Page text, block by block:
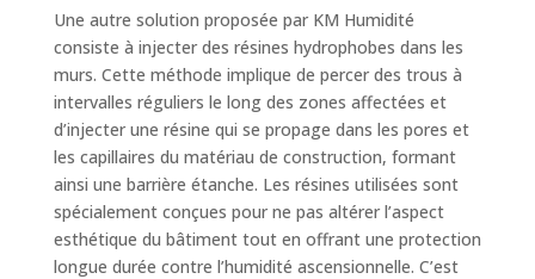
Une autre solution proposée par KM Humidité
consiste à injecter des résines hydrophobes dans les
murs. Cette méthode implique de percer des trous à
intervalles réguliers le long des zones affectées et
d’injecter une résine qui se propage dans les pores et
les capillaires du matériau de construction, formant
ainsi une barrière étanche. Les résines utilisées sont
spécialement conçues pour ne pas altérer l’aspect
esthétique du bâtiment tout en offrant une protection
longue durée contre l’humidité ascensionnelle. C’est